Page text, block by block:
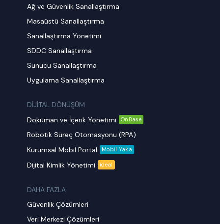
Ağ ve Güvenlik Sanallaştırma
Masaüstü Sanallaştırma
Sanallaştırma Yönetimi
SDDC Sanallaştırma
Sunucu Sanallaştırma
Uygulama Sanallaştırma
DİJİTAL DÖNÜŞÜM
Doküman ve İçerik Yönetimi
OnBase
Robotik Süreç Otomasyonu (RPA)
Kurumsal Mobil Portal
Mobil Yaka
Dijital Kimlik Yönetimi ideal
DAHA FAZLA
Güvenlik Çözümleri
Veri Merkezi Çözümleri